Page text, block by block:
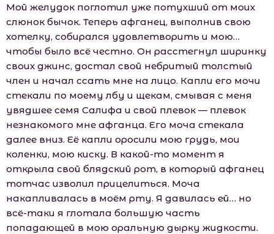
Мой желудок поглотил уже потухший от моих
слюнок бычок. Теперь афганец, выполнив свою
хотелку, собирался удовлетворить и мою…
чтобы было всё честно. Он расстегнул ширинку
своих джинс, достал свой небритый толстый
член и начал ссать мне на лицо. Капли его мочи
стекали по моему лбу и щекам, смывая с меня
увядшее семя Салифа и свой плевок — плевок
незнакомого мне афганца. Его моча стекала
далее вниз. Её капли оросили мою грудь, мои
коленки, мою киску. В какой-то момент я
открыла свой блядский рот, в который афганец
тотчас изволил прицелиться. Моча
накапливалась в моём рту. Я давилась ей… но
всё-таки я глотала большую часть
попадающей в мою оральную дырку жидкости.